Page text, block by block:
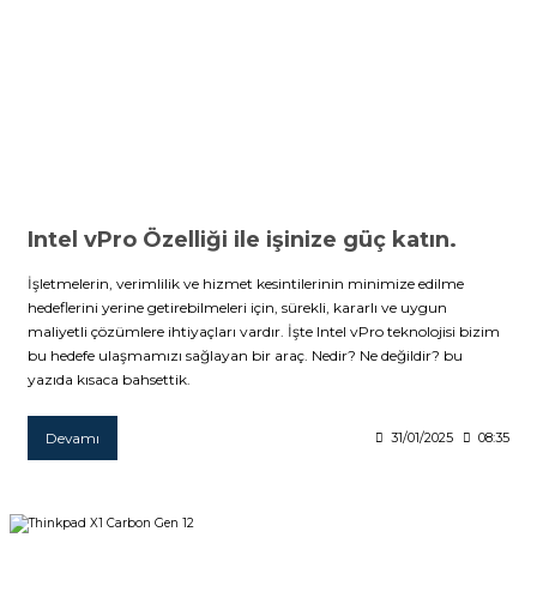
Intel vPro Özelliği ile işinize güç katın.
İşletmelerin, verimlilik ve hizmet kesintilerinin minimize edilme
hedeflerini yerine getirebilmeleri için, sürekli, kararlı ve uygun
maliyetli çözümlere ihtiyaçları vardır. İşte Intel vPro teknolojisi bizim
bu hedefe ulaşmamızı sağlayan bir araç. Nedir? Ne değildir? bu
yazıda kısaca bahsettik.
Devamı 31/01/2025 08:35